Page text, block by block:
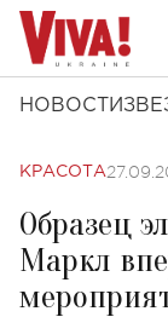
НОВОСТИ
КРАСОТА
Образец
Маркл